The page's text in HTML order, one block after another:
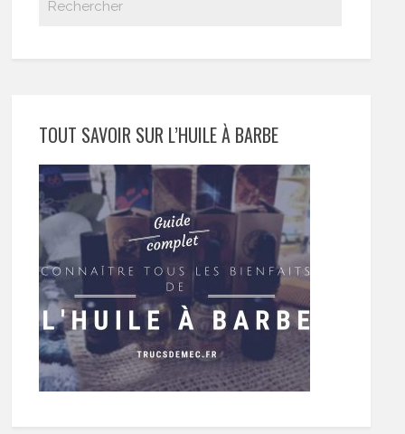
TOUT SAVOIR SUR L’HUILE À BARBE